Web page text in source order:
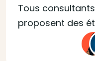
Tous
proposent des